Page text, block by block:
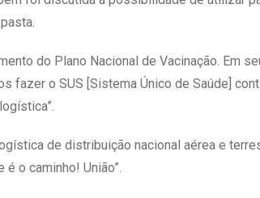
do Plano Nacional de Vacinação. Em
fazer o SUS [Sistema Único de Saúde]
de distribuição nacional aérea e
o caminho! União”.